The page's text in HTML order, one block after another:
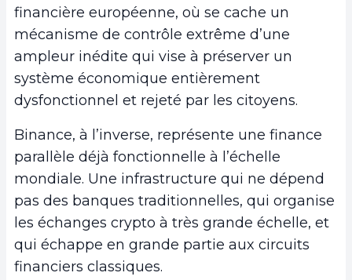
financière européenne, où se cache un
mécanisme de contrôle extrême d’une
ampleur inédite qui vise à préserver un
système économique entièrement
dysfonctionnel et rejeté par les citoyens.
Binance, à l’inverse, représente une finance
parallèle déjà fonctionnelle à l’échelle
mondiale. Une infrastructure qui ne dépend
pas des banques traditionnelles, qui organise
les échanges crypto à très grande échelle, et
qui échappe en grande partie aux circuits
financiers classiques.